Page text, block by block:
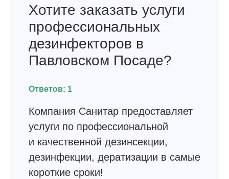
Хотите заказать услуги
профессиональных
дезинфекторов в
Павловском Посаде?
Ответов: 1
Компания Санитар предоставляет
услуги по профессиональной
и качественной дезинсекции,
дезинфекции, дератизации в самые
короткие сроки!